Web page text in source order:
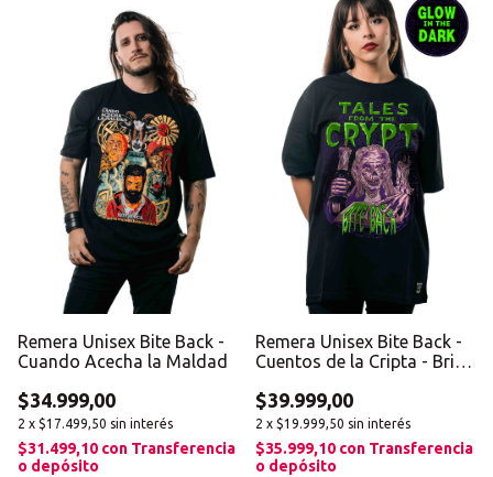
Remera Unisex Bite Back -
Cuando Acecha la Maldad
$34.999,00
2 x $17.499,50 sin interés
$31.499,10 con Transferencia
o depósito
Remera Unisex Bite Back -
Cuentos de la Cripta - Brilla
$39.999,00
2 x $19.999,50 sin interés
$35.999,10 con Transferencia
o depósito